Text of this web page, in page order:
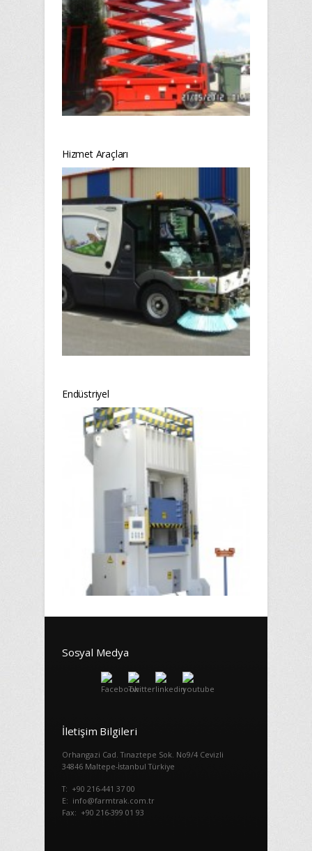
Hizmet Araçları
Endüstriyel
Sosyal Medya
İletişim Bilgileri
Orhangazi Cad. Tınaztepe Sok. No9/4 Cevizli
34846 Maltepe-İstanbul Türkiye
T: +90 216-441 37 00
E: info@farmtrak.com.tr
Fax: +90 216-399 01 93